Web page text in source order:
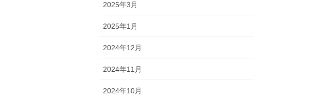
2025年3月
2025年1月
2024年12月
2024年11月
2024年10月